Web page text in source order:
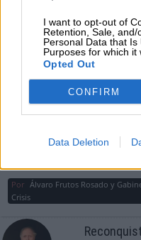
I want to opt-out of
Retention, Sale,
Personal Data that
Purposes for which it
Opted Out
CONFIRM
Data Deletion
Suelta y confía
María Comesaña
Votantes y
Por Juan
El Conflicto de Oriente
Por Álvaro Frutos Rosado y
Crisis